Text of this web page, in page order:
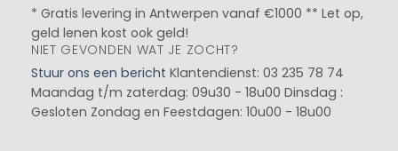
* Gratis levering in Antwerpen vanaf €1000 ** Let op,
geld lenen kost ook geld!
NIET GEVONDEN WAT JE ZOCHT?
Stuur ons een bericht Klantendienst: 03 235 78 74
Maandag t/m zaterdag: 09u30 - 18u00 Dinsdag :
Gesloten Zondag en Feestdagen: 10u00 - 18u00